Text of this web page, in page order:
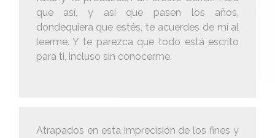
que así, y así que pasen los años,
dondequiera que estés, te acuerdes de mí al
leerme. Y te parezca que todo está escrito
para ti, incluso sin conocerme.
Atrapados en esta imprecisión de los fines y